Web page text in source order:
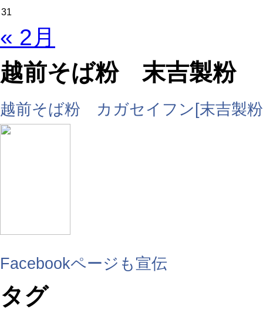
31
« 2月
越前そば粉 末吉製粉
越前そば粉 カガセイフン[末吉製
Facebookページも宣伝
タグ